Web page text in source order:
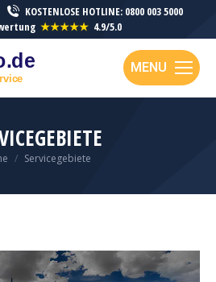
KOSTENLOSE HOTLINE: 0800 003 5000
★★★★★ 4.9/5.0
MENU
are here:
Servicegebiete